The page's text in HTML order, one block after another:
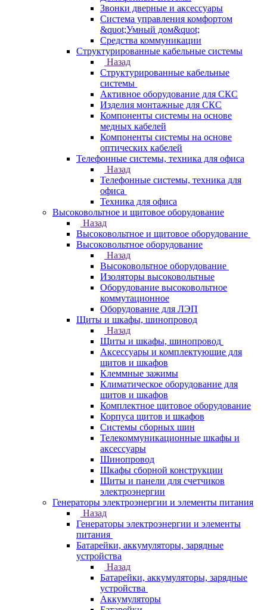
Звонки дверные и аксессуары
Система управления комфортом
&quot;Умный дом&quot;
Средства коммуникации
Структурированные кабельные системы
Назад
Структурированные кабельные
системы
Активное оборудование для СКС
Изделия монтажные для СКС
Компоненты системы на основе
медных кабелей
Компоненты системы на основе
оптических кабелей
Телефонные системы, техника для офиса
Назад
Телефонные системы, техника для
офиса
Техника для офиса
Высоковольтное и щитовое оборудование
Назад
Высоковольтное и щитовое оборудование
Высоковольтное оборудование
Назад
Высоковольтное оборудование
Изоляторы высоковольтные
Оборудование высоковольтное
коммутационное
Оборудование для ЛЭП
Щиты и шкафы, шинопровод
Назад
Щиты и шкафы, шинопровод
Аксессуары и комплектующие для
щитов и шкафов
Клеммные зажимы
Климатическое оборудование для
щитов и шкафов
Комплектное щитовое оборудование
Корпуса щитов и шкафов
Системы сборных шин
Телекоммуникационные шкафы и
аксессуары
Шинопровод
Шкафы сборной конструкции
Щиты и панели для счетчиков
электроэнергии
Генераторы электроэнергии и элементы питания
Назад
Генераторы электроэнергии и элементы
питания
Батарейки, аккумуляторы, зарядные
устройства
Назад
Батарейки, аккумуляторы, зарядные
устройства
Аккумуляторы